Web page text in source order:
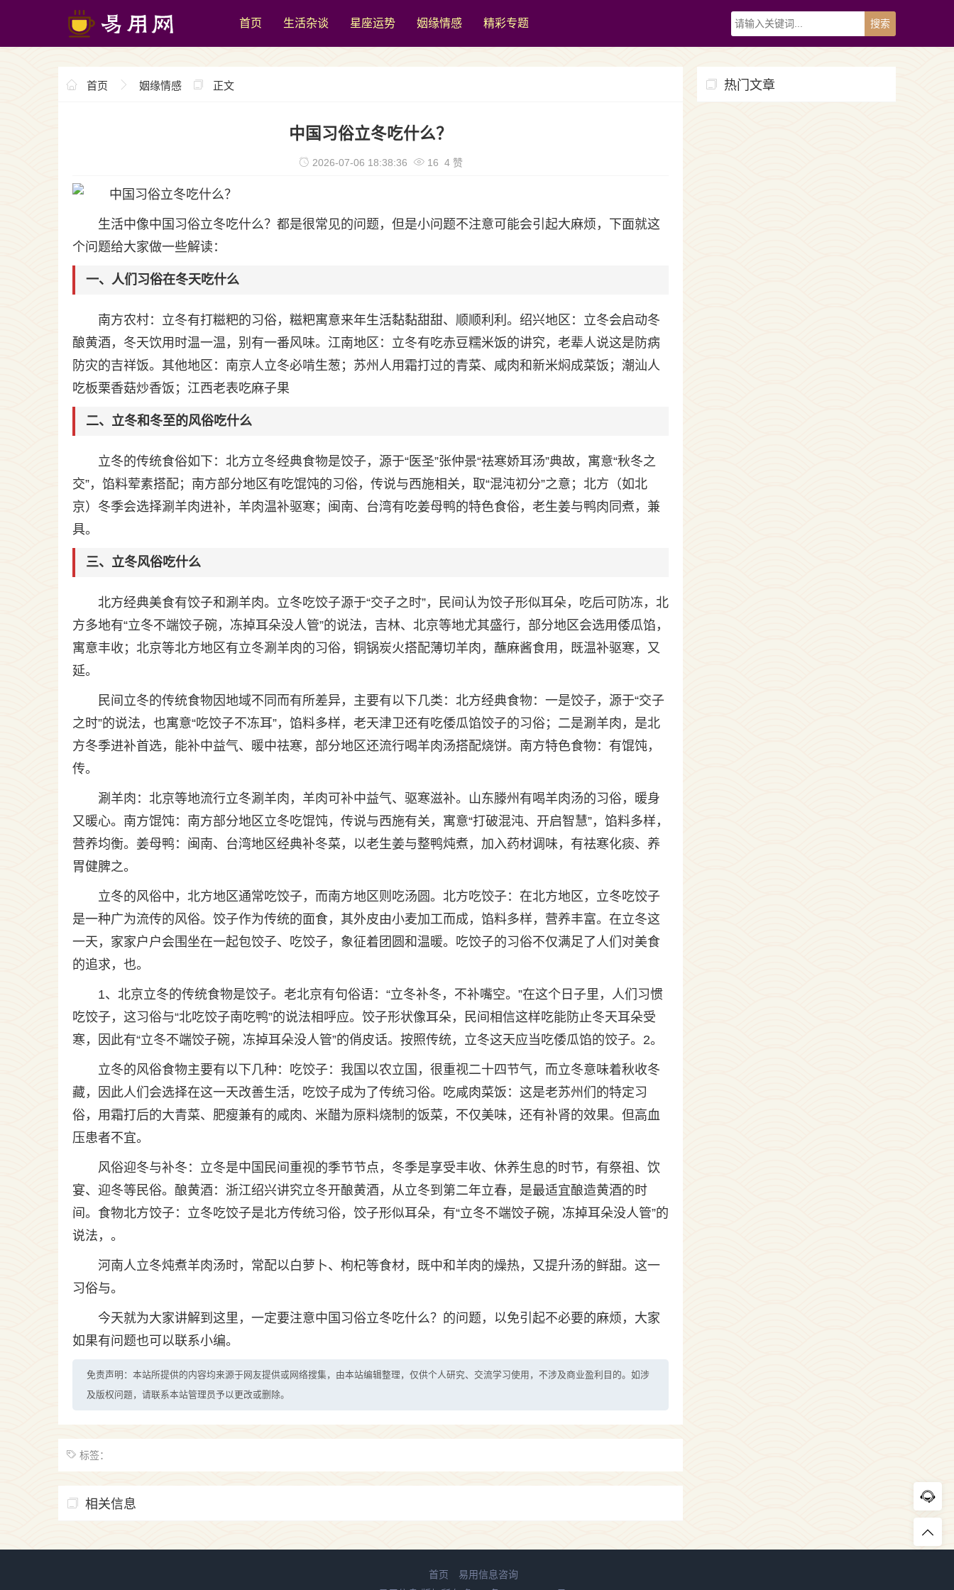
首页 生活杂谈 星座运势 姻缘情感 精彩专题
首页 姻缘情感 正文
中国习俗立冬吃什么？
2026-07-06 18:38:36 16 4 赞
生活中像中国习俗立冬吃什么？都是很常见的问题，但是小问题不注意可能会引起大麻烦，下面就这
个问题给大家做一些解读：
一、人们习俗在冬天吃什么
南方农村：立冬有打糍粑的习俗，糍粑寓意来年生活黏黏甜甜、顺顺利利。绍兴地区：立冬会启动冬
酿黄酒，冬天饮用时温一温，别有一番风味。江南地区：立冬有吃赤豆糯米饭的讲究，老辈人说这是防病
防灾的吉祥饭。其他地区：南京人立冬必啃生葱；苏州人用霜打过的青菜、咸肉和新米焖成菜饭；潮汕人
吃板栗香菇炒香饭；江西老表吃麻子果
二、立冬和冬至的风俗吃什么
立冬的传统食俗如下：北方立冬经典食物是饺子，源于“医圣”张仲景“祛寒娇耳汤”典故，寓意“秋冬之
交”，馅料荤素搭配；南方部分地区有吃馄饨的习俗，传说与西施相关，取“混沌初分”之意；北方（如北
京）冬季会选择涮羊肉进补，羊肉温补驱寒；闽南、台湾有吃姜母鸭的特色食俗，老生姜与鸭肉同煮，兼
具。
三、立冬风俗吃什么
北方经典美食有饺子和涮羊肉。立冬吃饺子源于“交子之时”，民间认为饺子形似耳朵，吃后可防冻，北
方多地有“立冬不端饺子碗，冻掉耳朵没人管”的说法，吉林、北京等地尤其盛行，部分地区会选用倭瓜馅，
寓意丰收；北京等北方地区有立冬涮羊肉的习俗，铜锅炭火搭配薄切羊肉，蘸麻酱食用，既温补驱寒，又
延。
民间立冬的传统食物因地域不同而有所差异，主要有以下几类：北方经典食物：一是饺子，源于“交子
之时”的说法，也寓意“吃饺子不冻耳”，馅料多样，老天津卫还有吃倭瓜馅饺子的习俗；二是涮羊肉，是北
方冬季进补首选，能补中益气、暖中祛寒，部分地区还流行喝羊肉汤搭配烧饼。南方特色食物：有馄饨，
传。
涮羊肉：北京等地流行立冬涮羊肉，羊肉可补中益气、驱寒滋补。山东滕州有喝羊肉汤的习俗，暖身
又暖心。南方馄饨：南方部分地区立冬吃馄饨，传说与西施有关，寓意“打破混沌、开启智慧”，馅料多样，
营养均衡。姜母鸭：闽南、台湾地区经典补冬菜，以老生姜与整鸭炖煮，加入药材调味，有祛寒化痰、养
胃健脾之。
立冬的风俗中，北方地区通常吃饺子，而南方地区则吃汤圆。北方吃饺子：在北方地区，立冬吃饺子
是一种广为流传的风俗。饺子作为传统的面食，其外皮由小麦加工而成，馅料多样，营养丰富。在立冬这
一天，家家户户会围坐在一起包饺子、吃饺子，象征着团圆和温暖。吃饺子的习俗不仅满足了人们对美食
的追求，也。
1、北京立冬的传统食物是饺子。老北京有句俗语：“立冬补冬，不补嘴空。”在这个日子里，人们习惯
吃饺子，这习俗与“北吃饺子南吃鸭”的说法相呼应。饺子形状像耳朵，民间相信这样吃能防止冬天耳朵受
寒，因此有“立冬不端饺子碗，冻掉耳朵没人管”的俏皮话。按照传统，立冬这天应当吃倭瓜馅的饺子。2。
立冬的风俗食物主要有以下几种：吃饺子：我国以农立国，很重视二十四节气，而立冬意味着秋收冬
藏，因此人们会选择在这一天改善生活，吃饺子成为了传统习俗。吃咸肉菜饭：这是老苏州们的特定习
俗，用霜打后的大青菜、肥瘦兼有的咸肉、米醋为原料烧制的饭菜，不仅美味，还有补肾的效果。但高血
压患者不宜。
风俗迎冬与补冬：立冬是中国民间重视的季节节点，冬季是享受丰收、休养生息的时节，有祭祖、饮
宴、迎冬等民俗。酿黄酒：浙江绍兴讲究立冬开酿黄酒，从立冬到第二年立春，是最适宜酿造黄酒的时
间。食物北方饺子：立冬吃饺子是北方传统习俗，饺子形似耳朵，有“立冬不端饺子碗，冻掉耳朵没人管”的
说法，。
河南人立冬炖煮羊肉汤时，常配以白萝卜、枸杞等食材，既中和羊肉的燥热，又提升汤的鲜甜。这一
习俗与。
今天就为大家讲解到这里，一定要注意中国习俗立冬吃什么？的问题，以免引起不必要的麻烦，大家
如果有问题也可以联系小编。
免责声明：本站所提供的内容均来源于网友提供或网络搜集，由本站编辑整理，仅供个人研究、交流学习使用，不涉及商业盈利目的。如涉
及版权问题，请联系本站管理员予以更改或删除。
标签：
相关信息
热门文章
首页
易用信息咨询